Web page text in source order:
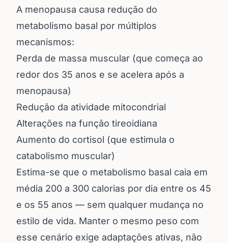
A menopausa causa redução do
metabolismo basal por múltiplos
mecanismos:
Perda de massa muscular (que começa ao
redor dos 35 anos e se acelera após a
menopausa)
Redução da atividade mitocondrial
Alterações na função tireoidiana
Aumento do cortisol (que estimula o
catabolismo muscular)
Estima-se que o metabolismo basal caia em
média 200 a 300 calorias por dia entre os 45
e os 55 anos — sem qualquer mudança no
estilo de vida. Manter o mesmo peso com
esse cenário exige adaptações ativas, não